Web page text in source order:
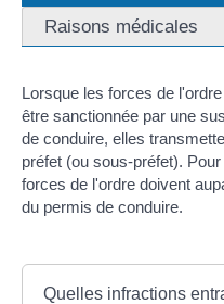
Raisons médicales
Lorsque les forces de
être sanctionnée par une
de conduire, elles
préfet (ou sous-préfet).
forces de l'ordre doivent
du permis de conduire.
Quelles infractions